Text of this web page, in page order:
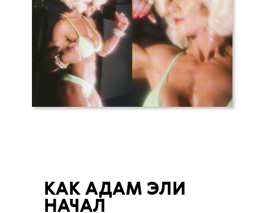
КАК АДАМ ЭЛИ
НАЧАЛ